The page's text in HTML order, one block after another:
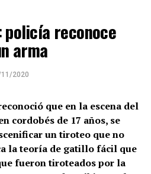
policía reconoce
arma
2020
que en la escena del
cordobés de 17 años, se
un tiroteo que no
la teoría de gatillo fácil que
fueron tiroteados por la